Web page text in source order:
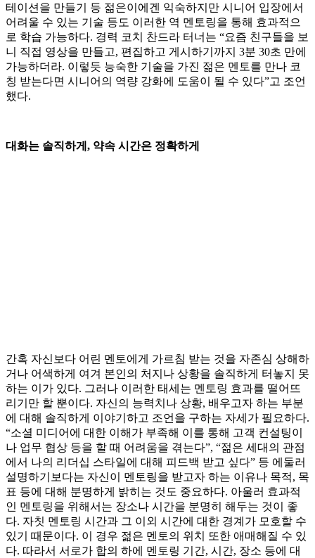
테이션을 만들기 등 젊은이에겐 익숙하지만 시니어 입장에서
어려울 수 있는 기술 등도 이러한 역 멘토링을 통해 효과적으
로 학습 가능하다. 경력 코치 찬드라 터너는 “요즘 친구들을 보
니 직접 영상을 만들고, 편집하고 게시하기까지 3분 30초 만에
가능하더라. 이렇듯 능숙한 기술을 가진 젊은 멘토를 만나 코
칭 받는다면 시니어의 역량 강화에 도움이 될 수 있다”고 조언
했다.
대화는 솔직하게, 약속 시간은 정확하게
간혹 자신보다 어린 멘토에게 가르침 받는 것을 자존심 상해하
거나 어색하게 여겨 본인의 처지나 상황을 솔직하게 터놓지 못
하는 이가 있다. 그러나 이러한 태세는 멘토링 효과를 떨어뜨
리기만 할 뿐이다. 자신의 능력치나 상황, 배우고자 하는 부분
에 대해 솔직하게 이야기하고 조언을 구하는 자세가 필요하다.
“소셜 미디어에 대한 이해가 부족해 이를 통해 고객 컨설팅이
나 업무 협상 등을 할 때 어려움을 겪는다”, “젊은 세대의 관점
에서 나의 리더십 스타일에 대해 피드백 받고 싶다” 등 에둘러
설명하기보다는 자신이 멘토링을 받고자 하는 이유나 목적, 목
표 등에 대해 분명하게 밝히는 것도 중요하다. 아울러 효과적
인 멘토링을 위해서는 장소나 시간을 분명히 해두는 것이 좋
다. 자칫 멘토링 시간과 그 이외 시간에 대한 경계가 모호할 수
있기 때문이다. 이 경우 젊은 멘토의 위치 또한 애매해질 수 있
다. 따라서 서로가 합의 하에 멘토링 기간, 시간, 장소 등에 대